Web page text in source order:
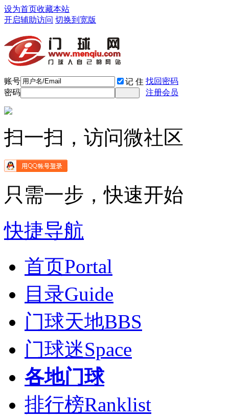
设为首页收藏本站
开启辅助访问 切换到宽版
账号 记 住 找回密码
密码
注册会员
扫一扫，访问微社区
只需一步，快速开始
快捷导航
首页Portal
目录Guide
门球天地BBS
门球迷Space
各地门球
排行榜Ranklist